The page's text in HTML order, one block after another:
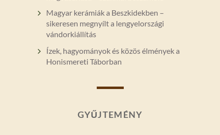
Magyar kerámiák a Beszkidekben –
sikeresen megnyílt a lengyelországi
vándorkiállítás
Ízek, hagyományok és közös élmények a
Honismereti Táborban
GYŰJTEMÉNY